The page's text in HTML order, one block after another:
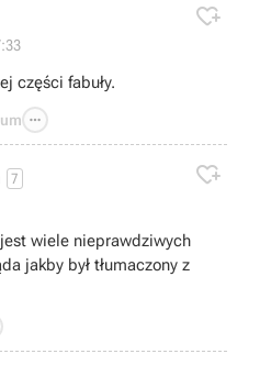

części fabuły.

7 
wiele nieprawdziwych
jakby był tłumaczony z